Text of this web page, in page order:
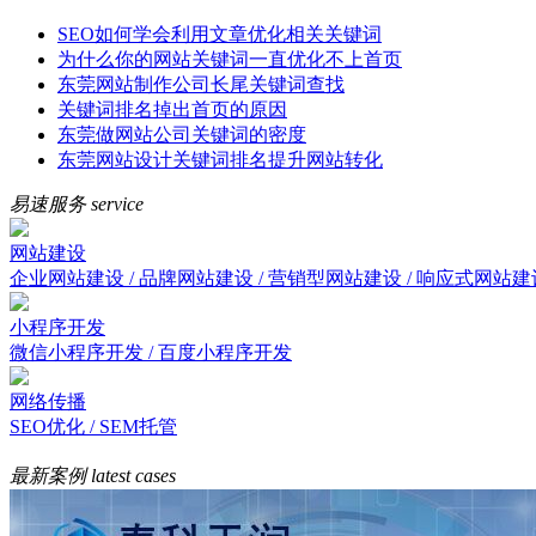
SEO如何学会利用文章优化相关关键词
为什么你的网站关键词一直优化不上首页
东莞网站制作公司长尾关键词查找
关键词排名掉出首页的原因
东莞做网站公司关键词的密度
东莞网站设计关键词排名提升网站转化
易速服务service
网站建设
企业网站建设 / 品牌网站建设 / 营销型网站建设 / 响应式网站建
小程序开发
微信小程序开发 / 百度小程序开发
网络传播
SEO优化 / SEM托管
最新案例latest cases